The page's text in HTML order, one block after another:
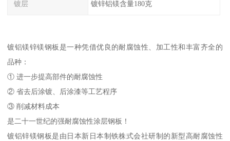
镀层 镀锌铝镁含量180克
镀铝镁锌镁钢板是一种凭借优良的耐腐蚀性、加工性和丰富齐全的
品种：
① 进一步提高部件的耐腐蚀性
② 省去后涂镀、后涂漆等工艺程序
③ 削减材料成本
是二十一世纪的强耐腐蚀性涂层钢板！
镀铝锌镁钢板是由日本新日本制铁株式会社研制的新型高耐腐蚀性